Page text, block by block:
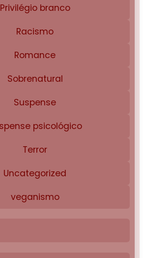
Privilégio branco
Racismo
Romance
Sobrenatural
Suspense
psicológico
Terror
Uncategorized
veganismo